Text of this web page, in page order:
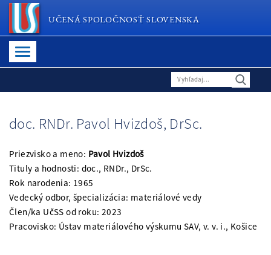
UČENÁ SPOLOČNOSŤ SLOVENSKA
doc. RNDr. Pavol Hvizdoš, DrSc.
Priezvisko a meno: Pavol Hvizdoš
Tituly a hodnosti: doc., RNDr., DrSc.
Rok narodenia: 1965
Vedecký odbor, špecializácia: materiálové vedy
Člen/ka UčSS od roku: 2023
Pracovisko: Ústav materiálového výskumu SAV, v. v. i., Košice